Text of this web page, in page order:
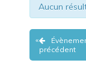
Aucun
Navigation
de
«
précédent